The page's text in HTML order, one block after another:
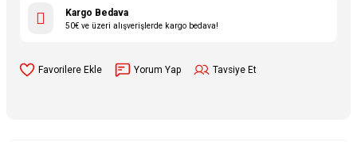
Kargo Bedava
50€ ve üzeri alışverişlerde kargo bedava!
Yorum Yap Tavsiye Et